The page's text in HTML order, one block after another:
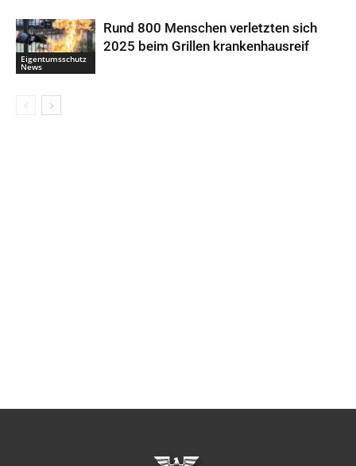
Eigentumsschutz
News
Rund 800 Menschen verletzten sich
2025 beim Grillen krankenhausreif